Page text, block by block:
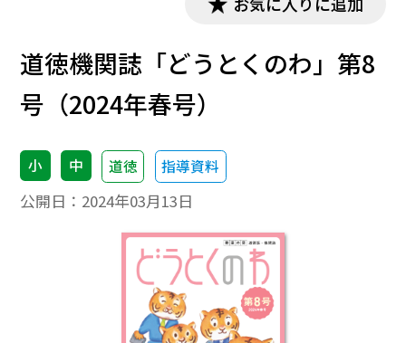
道徳機関誌「どうとくのわ」第8
号（2024年春号）
小 中 道徳 指導資料
公開日： 2024年03月13日